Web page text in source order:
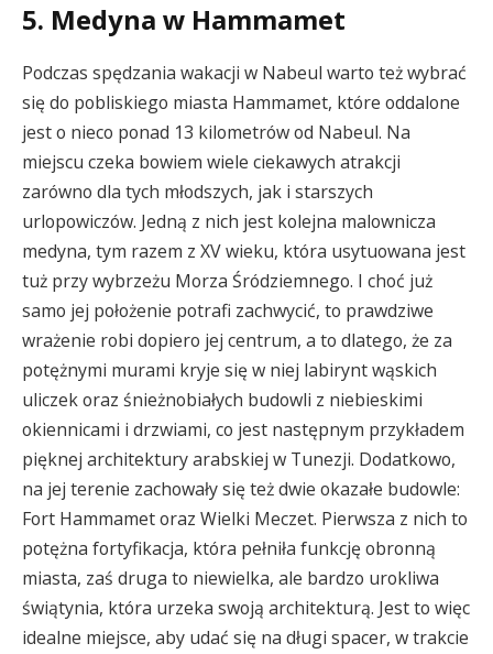
5. Medyna w Hammamet
Podczas spędzania wakacji w Nabeul warto też wybrać
się do pobliskiego miasta Hammamet, które oddalone
jest o nieco ponad 13 kilometrów od Nabeul. Na
miejscu czeka bowiem wiele ciekawych atrakcji
zarówno dla tych młodszych, jak i starszych
urlopowiczów. Jedną z nich jest kolejna malownicza
medyna, tym razem z XV wieku, która usytuowana jest
tuż przy wybrzeżu Morza Śródziemnego. I choć już
samo jej położenie potrafi zachwycić, to prawdziwe
wrażenie robi dopiero jej centrum, a to dlatego, że za
potężnymi murami kryje się w niej labirynt wąskich
uliczek oraz śnieżnobiałych budowli z niebieskimi
okiennicami i drzwiami, co jest następnym przykładem
pięknej architektury arabskiej w Tunezji. Dodatkowo,
na jej terenie zachowały się też dwie okazałe budowle:
Fort Hammamet oraz Wielki Meczet. Pierwsza z nich to
potężna fortyfikacja, która pełniła funkcję obronną
miasta, zaś druga to niewielka, ale bardzo urokliwa
świątynia, która urzeka swoją architekturą. Jest to więc
idealne miejsce, aby udać się na długi spacer, w trakcie